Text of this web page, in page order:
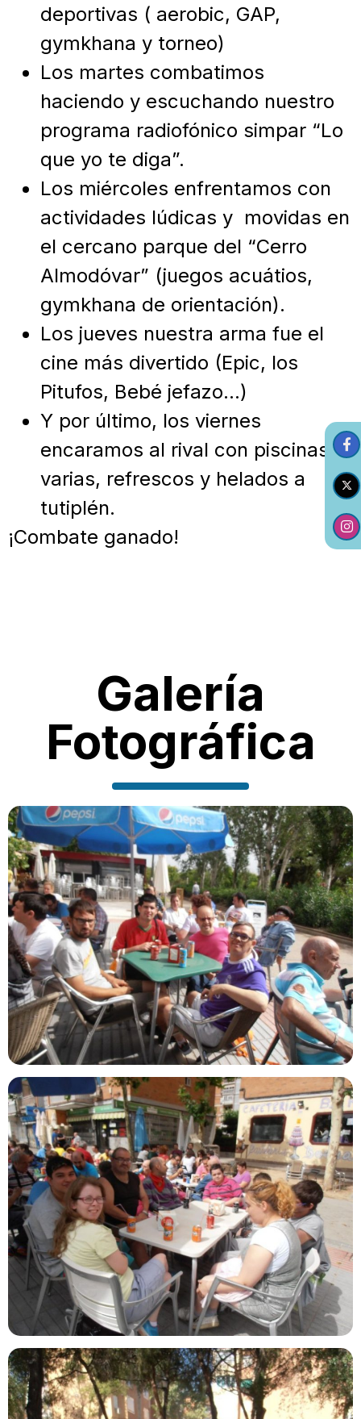
deportivas ( aerobic, GAP,
gymkhana y torneo)
Los martes combatimos
haciendo y escuchando nuestro
programa radiofónico simpar “Lo
que yo te diga”.
Los miércoles enfrentamos con
actividades lúdicas y movidas en
el cercano parque del “Cerro
Almodóvar” (juegos acuátios,
gymkhana de orientación).
Los jueves nuestra arma fue el
cine más divertido (Epic, los
Pitufos, Bebé jefazo…)
Y por último, los viernes
encaramos al rival con piscinas
varias, refrescos y helados a
tutiplén.
¡Combate ganado!
Galería
Fotográfica